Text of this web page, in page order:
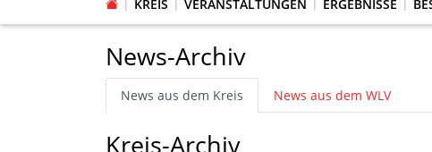
KREIS VERANSTALTUNGEN ERGEBNISSE
News-Archiv
News aus dem Kreis News aus dem WLV
Kreis-Archiv